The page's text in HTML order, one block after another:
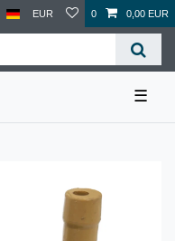
EUR 0 0,00 EUR
☰